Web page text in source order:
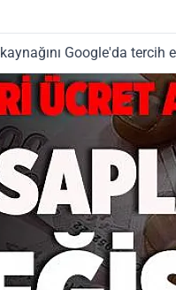
kaynağını Google'da